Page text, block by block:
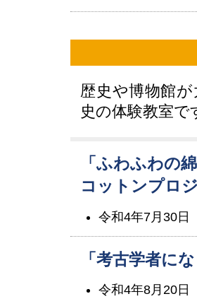
歴史や博物館
史の体験教室で
「ふわふわの
コットンプロ
令和4年7月30日
「考古学者に
令和4年8月20日